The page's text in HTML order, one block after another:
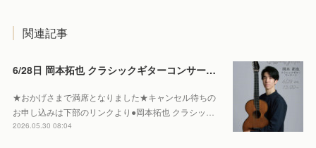
関連記事
6/28日 岡本拓也 クラシックギターコンサート 【Sold out】
★おかげさまで満席となりました★キャンセル待ちの
お申し込みは下部のリンクより●岡本拓也 クラシッ…
2026.05.30 08:04